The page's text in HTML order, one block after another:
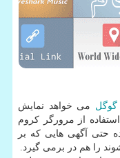
گوگل می خواهد نمایش
از مرورگر كروم
حتی آگهی هایی كه بر
را هم در برمی گیرد.